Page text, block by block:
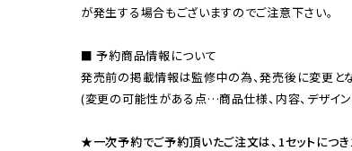
が発生する場合もございますのでご注意下さい。
■ 予約商品情報について
発売前の掲載情報は監修中の為、発売後に変更と
(変更の可能性がある点…商品仕様、内容、デザイ
★一次予約でご予約頂いたご注文は、1セットにつ